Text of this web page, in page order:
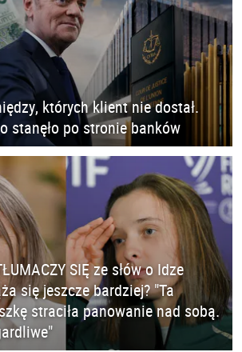
których klient nie dostał.
stanęło po stronie banków
SIĘ ze słów o Idze
się jeszcze bardziej? "Ta
straciła panowanie nad sobą.